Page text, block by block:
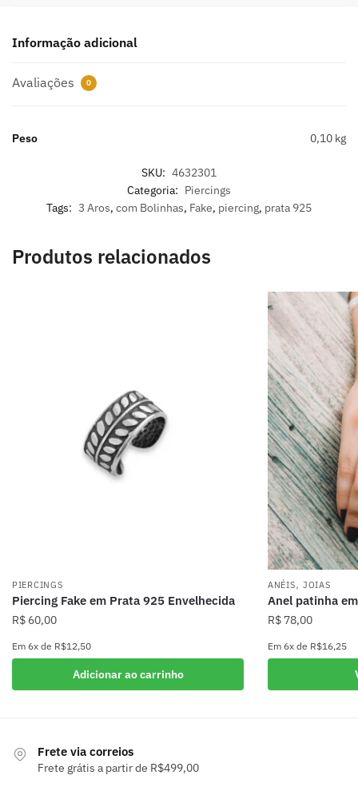
Informação adicional
Avaliações 0
Peso 0,10 kg
SKU: 4632301
Categoria: Piercings
Tags: 3 Aros, com Bolinhas, Fake, piercing, prata 925
Produtos relacionados
PIERCINGS
Piercing Fake em Prata 925 Envelhecida
R$ 60,00
Em 6x de R$12,50
Adicionar ao carrinho
ANÉIS, JOIAS
Anel patinha
R$ 78,00
Em 6x de R$16,25
produto
Frete via correios
Frete grátis a partir de R$499,00